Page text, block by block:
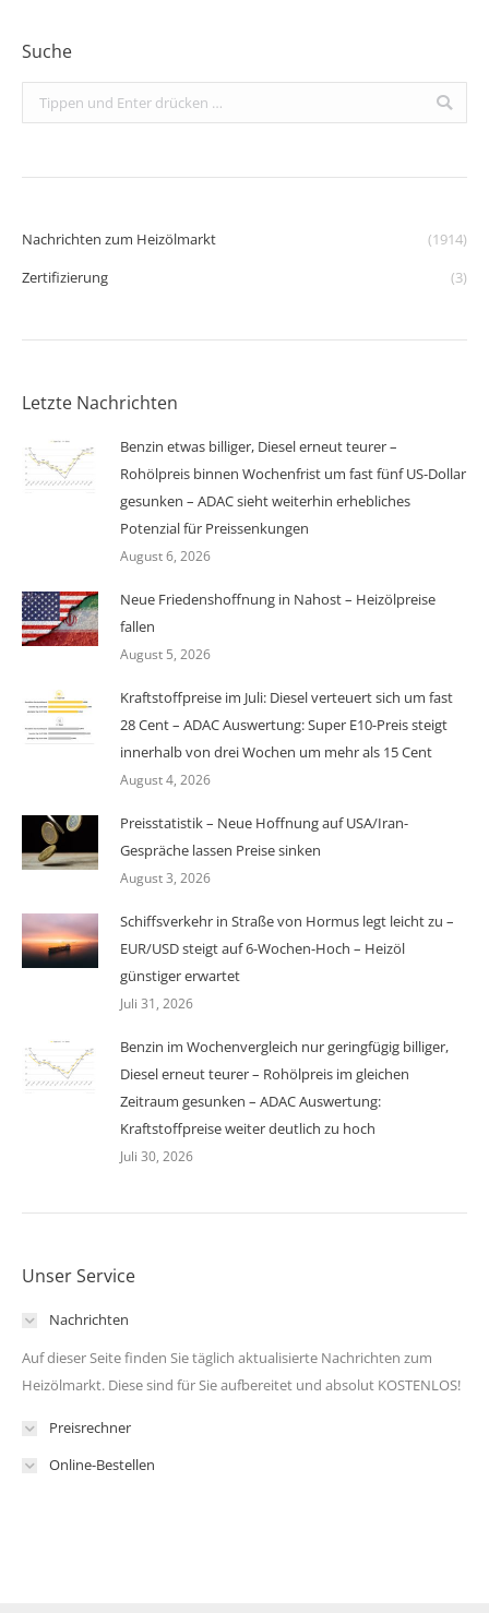
Suche
Search:
Nachrichten zum Heizölmarkt
(1914)
Zertifizierung
(3)
Letzte Nachrichten
Benzin etwas billiger, Diesel erneut teurer –
Rohölpreis binnen Wochenfrist um fast fünf US-Dollar
gesunken – ADAC sieht weiterhin erhebliches
Potenzial für Preissenkungen
August 6, 2026
Neue Friedenshoffnung in Nahost – Heizölpreise
fallen
August 5, 2026
Kraftstoffpreise im Juli: Diesel verteuert sich um fast
28 Cent – ADAC Auswertung: Super E10-Preis steigt
innerhalb von drei Wochen um mehr als 15 Cent
August 4, 2026
Preisstatistik – Neue Hoffnung auf USA/Iran-
Gespräche lassen Preise sinken
August 3, 2026
Schiffsverkehr in Straße von Hormus legt leicht zu –
EUR/USD steigt auf 6-Wochen-Hoch – Heizöl
günstiger erwartet
Juli 31, 2026
Benzin im Wochenvergleich nur geringfügig billiger,
Diesel erneut teurer – Rohölpreis im gleichen
Zeitraum gesunken – ADAC Auswertung:
Kraftstoffpreise weiter deutlich zu hoch
Juli 30, 2026
Unser Service
Nachrichten
Auf dieser Seite finden Sie täglich aktualisierte Nachrichten zum
Heizölmarkt. Diese sind für Sie aufbereitet und absolut KOSTENLOS!
Preisrechner
Online-Bestellen